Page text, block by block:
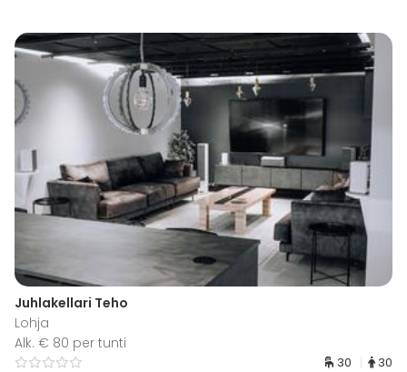
Juhlakellari Teho
Lohja
Alk. € 80 per tunti
30 30